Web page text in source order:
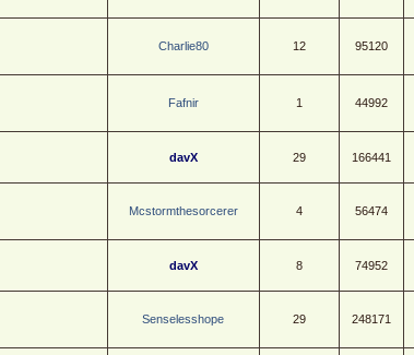
Charlie80 12 95120
Fafnir 1 44992
davX 29 166441
Mcstormthesorcerer 4 56474
davX 8 74952
Senselesshope 29 248171